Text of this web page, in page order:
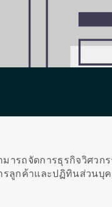
ารถจัดการธุรกิจวิศว
รลูกค้าและปฏิทินส่ว